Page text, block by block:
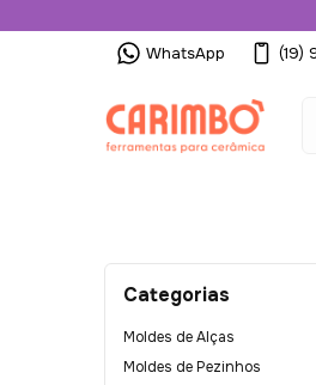
WhatsApp (19)
Categorias
Moldes de Alças
Moldes de Pezinhos